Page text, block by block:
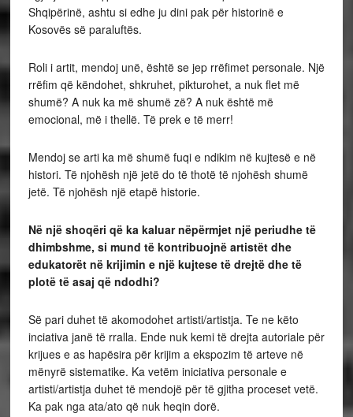
Shqipërinë, ashtu si edhe ju dini pak për historinë e
Kosovës së paraluftës.
Roli i artit, mendoj unë, është se jep rrëfimet personale. Një
rrëfim që këndohet, shkruhet, pikturohet, a nuk flet më
shumë? A nuk ka më shumë zë? A nuk është më
emocional, më i thellë. Të prek e të merr!
Mendoj se arti ka më shumë fuqi e ndikim në kujtesë e në
histori. Të njohësh një jetë do të thotë të njohësh shumë
jetë. Të njohësh një etapë historie.
Në një shoqëri që ka kaluar nëpërmjet një periudhe të
dhimbshme, si mund të kontribuojnë artistët dhe
edukatorët në krijimin e një kujtese të drejtë dhe të
plotë të asaj që ndodhi?
Së pari duhet të akomodohet artisti/artistja. Te ne këto
inciativa janë të rralla. Ende nuk kemi të drejta autoriale për
krijues e as hapësira për krijim a ekspozim të arteve në
mënyrë sistematike. Ka vetëm iniciativa personale e
artisti/artistja duhet të mendojë për të gjitha proceset vetë.
Ka pak nga ata/ato që nuk heqin dorë.